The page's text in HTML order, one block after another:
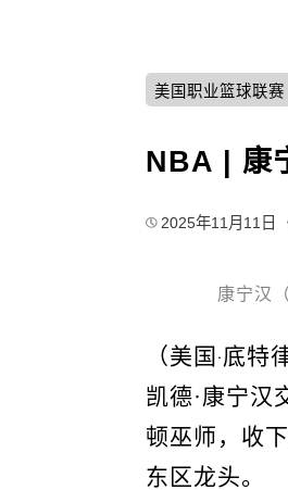
美国职业篮球联赛
NBA | 康
2025年11月11日
康宁汉
（美国‧底
凯德·康宁汉
顿巫师，收
东区龙头。